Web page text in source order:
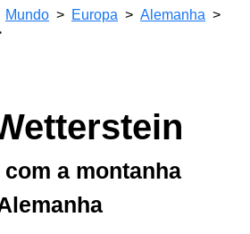
Mundo Europa
Alemanha
a montanha